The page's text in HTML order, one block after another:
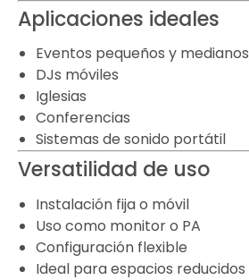
Aplicaciones ideales
Eventos pequeños y medianos
DJs móviles
Iglesias
Conferencias
Sistemas de sonido portátil
Versatilidad de uso
Instalación fija o móvil
Uso como monitor o PA
Configuración flexible
Ideal para espacios reducidos